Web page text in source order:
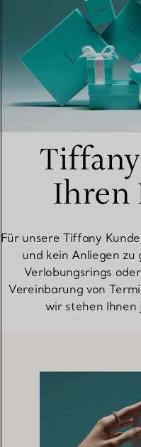
Ihren
Für unsere Tiffany
und kein Anliegen zu
Verlobungsrings
Vereinbarung von
wir stehen